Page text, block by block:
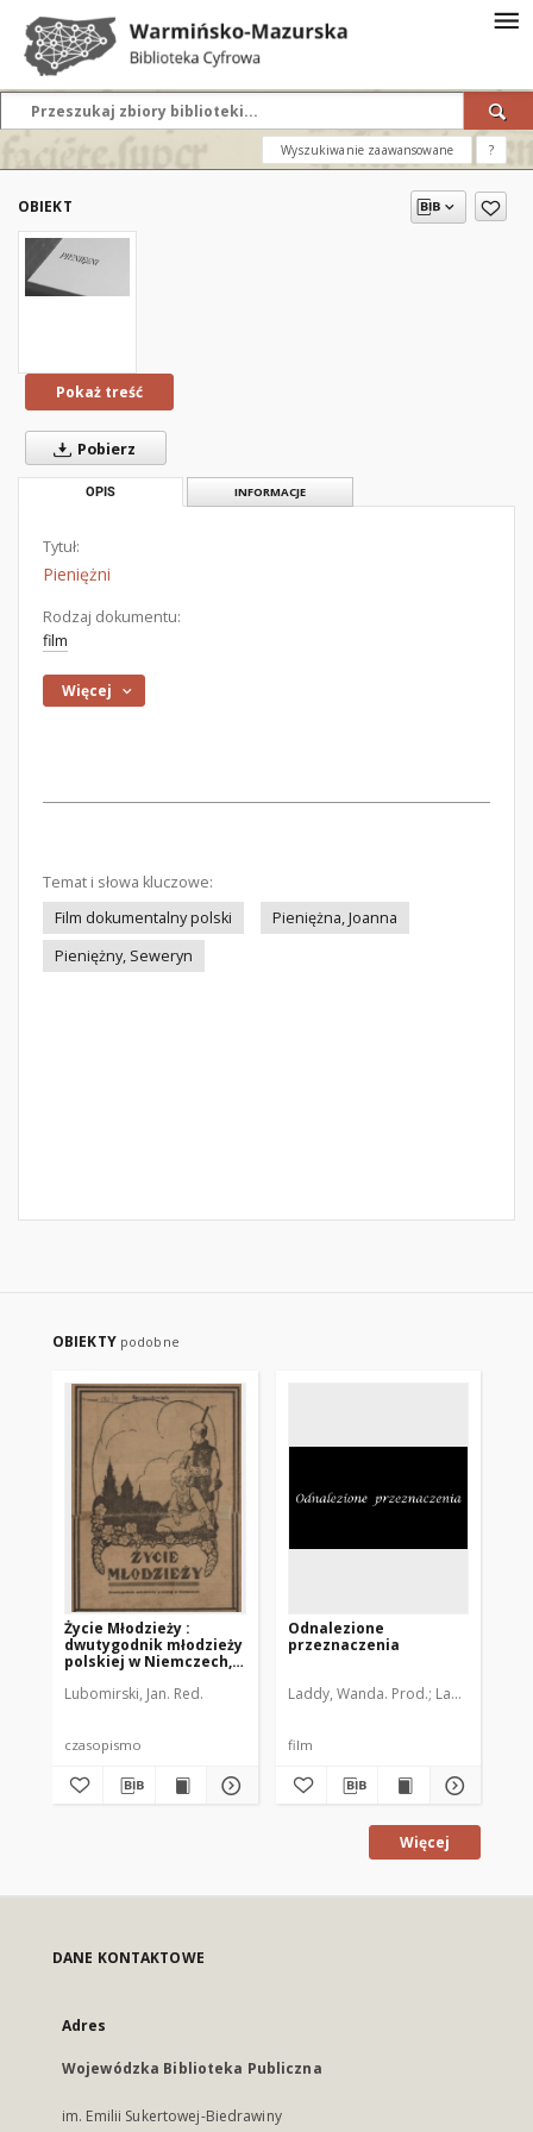
Wyszukiwanie zaawansowane ?
OBIEKT
Pokaż treść
Pobierz
OPIS INFORMACJE
Tytuł:
Pieniężni
Rodzaj dokumentu:
film
Więcej
Temat i słowa kluczowe:
Film dokumentalny polski
Pieniężna, Joanna
Pieniężny, Seweryn
OBIEKTY podobne
Życie Młodzieży :
dwutygodnik młodzieży
polskiej w Niemczech,
Lubomirski, Jan. Red.
czasopismo
Odnalezione
przeznaczenia
Laddy, Wanda. Prod. Laddy,
film
Więcej
DANE KONTAKTOWE
Adres
Wojewódzka Biblioteka Publiczna
im. Emilii Sukertowej-Biedrawiny